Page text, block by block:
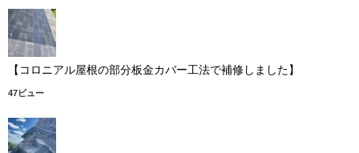
【コロニアル屋根の部分板金カバー工法で補修しました】
47ビュー